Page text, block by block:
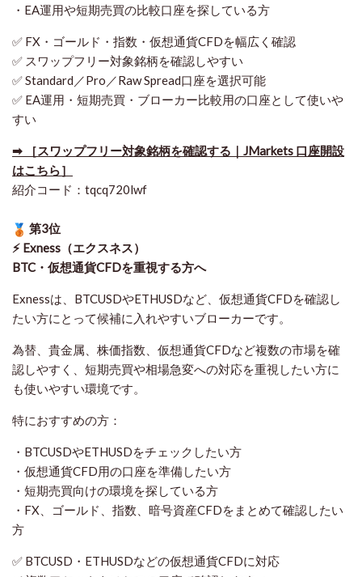
・EA運用や短期売買の比較口座を探している方
✅ FX・ゴールド・指数・仮想通貨CFDを幅広く確認
✅ スワップフリー対象銘柄を確認しやすい
✅ Standard／Pro／Raw Spread口座を選択可能
✅ EA運用・短期売買・ブローカー比較用の口座として使いや
すい
➡ ［スワップフリー対象銘柄を確認する｜JMarkets 口座開設
はこちら］
紹介コード：tqcq720lwf
第3位
⚡ Exness（エクスネス）
BTC・仮想通貨CFDを重視する方へ
Exnessは、BTCUSDやETHUSDなど、仮想通貨CFDを確認し
たい方にとって候補に入れやすいブローカーです。
為替、貴金属、株価指数、仮想通貨CFDなど複数の市場を確
認しやすく、短期売買や相場急変への対応を重視したい方に
も使いやすい環境です。
特におすすめの方：
・BTCUSDやETHUSDをチェックしたい方
・仮想通貨CFD用の口座を準備したい方
・短期売買向けの環境を探している方
・FX、ゴールド、指数、暗号資産CFDをまとめて確認したい
方
✅ BTCUSD・ETHUSDなどの仮想通貨CFDに対応